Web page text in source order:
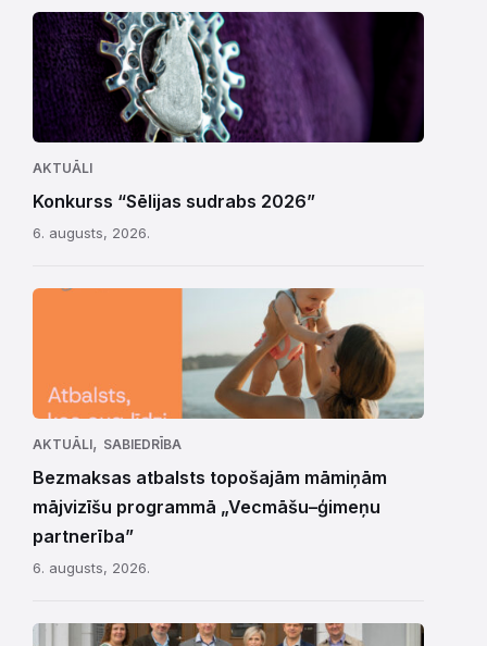
AKTUĀLI
Konkurss “Sēlijas sudrabs 2026”
6. augusts, 2026.
AKTUĀLI, SABIEDRĪBA
Bezmaksas atbalsts topošajām māmiņām
mājvizīšu programmā „Vecmāšu–ģimeņu
partnerība”
6. augusts, 2026.